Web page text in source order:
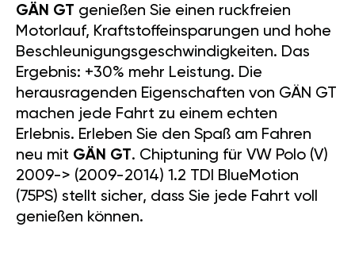
GÄN GT genießen Sie einen ruckfreien
Motorlauf, Kraftstoffeinsparungen und hohe
Beschleunigungsgeschwindigkeiten. Das
Ergebnis: +30% mehr Leistung. Die
herausragenden Eigenschaften von GÄN GT
machen jede Fahrt zu einem echten
Erlebnis. Erleben Sie den Spaß am Fahren
neu mit GÄN GT. Chiptuning für VW Polo (V)
2009-> (2009-2014) 1.2 TDI BlueMotion
(75PS) stellt sicher, dass Sie jede Fahrt voll
genießen können.